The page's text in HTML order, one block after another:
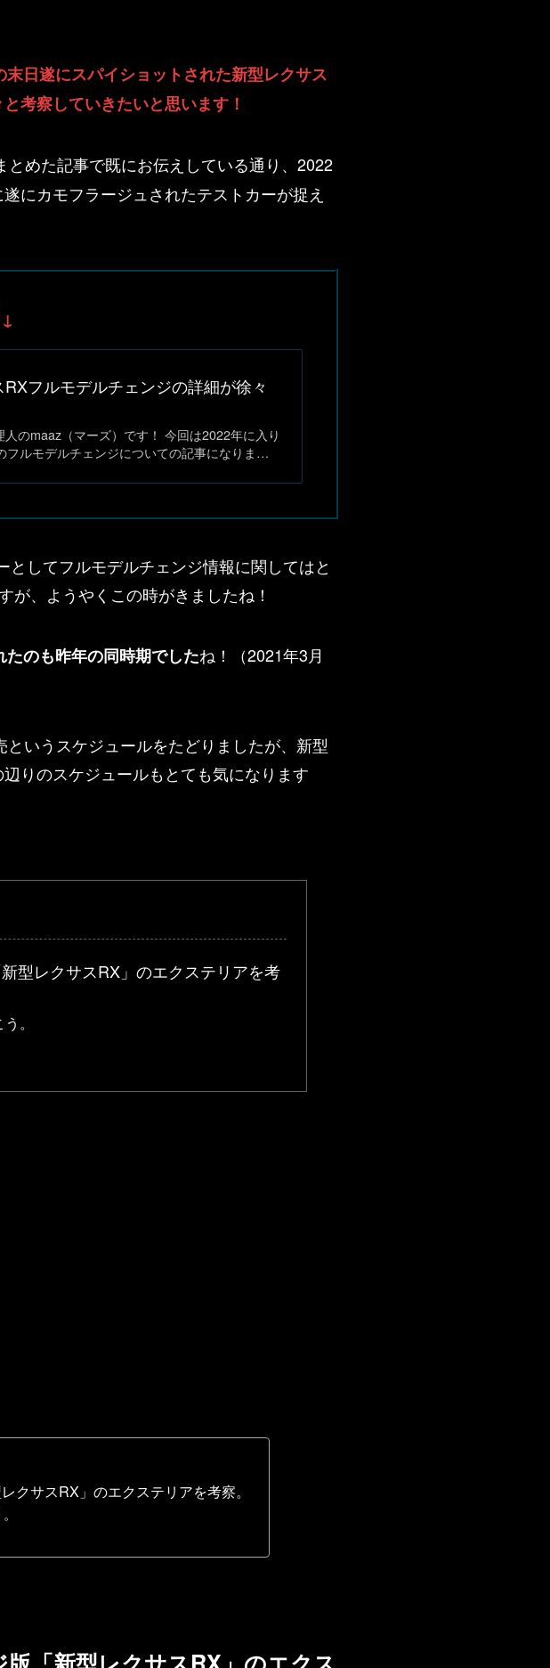
日遂にスパイショットされた新型レクサス
考察していきたいと思います！
とめた記事で既にお伝えしている通り、2022
にカモフラージュされたテストカーが捉え
フルモデルチェンジの詳細が徐々
のmaaz（マーズ）です！ 今回は2022年に入り
フルモデルチェンジについての記事になりま…
してフルモデルチェンジ情報に関してはと
、ようやくこの時がきましたね！
のも昨年の同時期でしたね！（2021年3月
いうスケジュールをたどりましたが、新型
りのスケジュールもとても気になります
型レクサスRX」のエクステリアを考
。
クサスRX」のエクステリアを考察。